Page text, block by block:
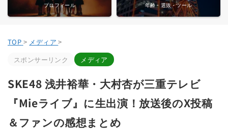
プロフィール 年齢・選抜・ツール
TOP > メディア >
スポンサーリンク
メディア
SKE48 浅井裕華・大村杏が三重テレビ
『Mieライブ』に生出演！放送後のX投稿
＆ファンの感想まとめ